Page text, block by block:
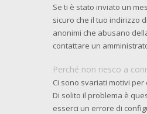
Se ti è stato inviato un
sicuro che il tuo indirizzo
anonimi che abusano
contattare un
Perché non riesco a
Ci sono svariati motivi
Di solito il problema è
esserci un errore di